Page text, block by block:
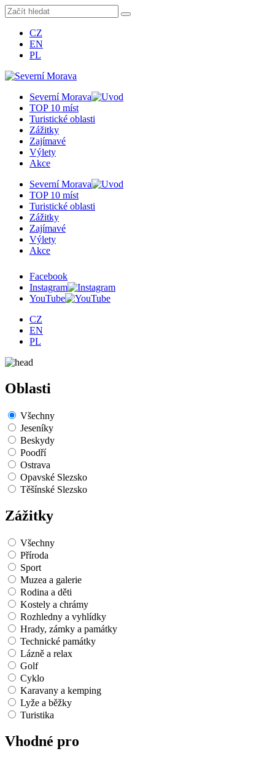
CZ
EN
PL
Severní Morava
TOP 10 míst
Turistické oblasti
Zážitky
Zajímavé
Výlety
Akce
Severní Morava
TOP 10 míst
Turistické oblasti
Zážitky
Zajímavé
Výlety
Akce
Facebook
Instagram
YouTube
CZ
EN
PL
Oblasti
Všechny
Jeseníky
Beskydy
Poodří
Ostrava
Opavské Slezsko
Těšínské Slezsko
Zážitky
Všechny
Příroda
Sport
Muzea a galerie
Rodina a děti
Kostely a chrámy
Rozhledny a vyhlídky
Hrady, zámky a památky
Technické památky
Lázně a relax
Golf
Cyklo
Karavany a kemping
Lyže a běžky
Turistika
Vhodné pro